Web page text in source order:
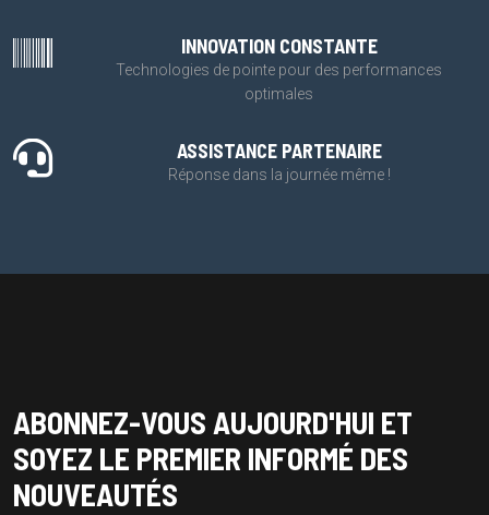
INNOVATION CONSTANTE
Technologies de pointe pour des performances
optimales
ASSISTANCE PARTENAIRE
Réponse dans la journée même !
ABONNEZ-VOUS AUJOURD'HUI ET
SOYEZ LE PREMIER INFORMÉ DES
NOUVEAUTÉS